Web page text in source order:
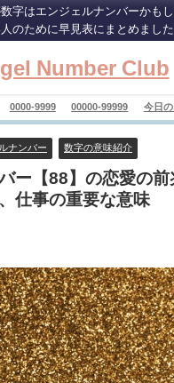
字はエンジェルナンバーかも
のために早見表にまとめました
Number Club
0000-9999 00000-99999 今日
ナンバー 数字の意味紹介
ー【88】の恋愛の前
仕事の重要な意味